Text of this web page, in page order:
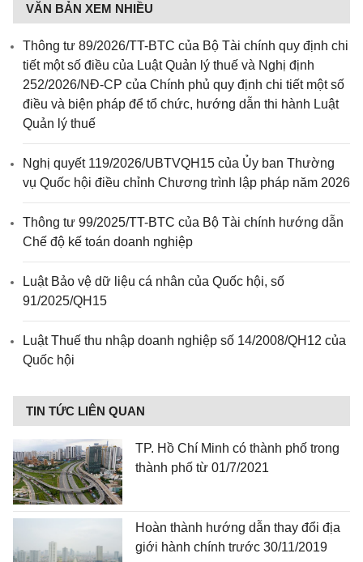
VĂN BẢN XEM NHIỀU
Thông tư 89/2026/TT-BTC của Bộ Tài chính quy định chi
tiết một số điều của Luật Quản lý thuế và Nghị định
252/2026/NĐ-CP của Chính phủ quy định chi tiết một số
điều và biện pháp để tổ chức, hướng dẫn thi hành Luật
Quản lý thuế
Nghị quyết 119/2026/UBTVQH15 của Ủy ban Thường
vụ Quốc hội điều chỉnh Chương trình lập pháp năm 2026
Thông tư 99/2025/TT-BTC của Bộ Tài chính hướng dẫn
Chế độ kế toán doanh nghiệp
Luật Bảo vệ dữ liệu cá nhân của Quốc hội, số
91/2025/QH15
Luật Thuế thu nhập doanh nghiệp số 14/2008/QH12 của
Quốc hội
TIN TỨC LIÊN QUAN
TP. Hồ Chí Minh có thành phố trong
thành phố từ 01/7/2021
Hoàn thành hướng dẫn thay đổi địa
giới hành chính trước 30/11/2019